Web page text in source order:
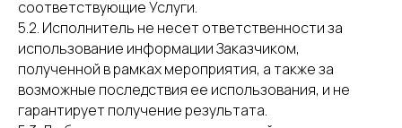
соответствующие Услуги.
5.2. Исполнитель не несет ответственности за
использование информации Заказчиком,
полученной в рамках мероприятия, а также за
возможные последствия ее использования, и не
гарантирует получение результата.